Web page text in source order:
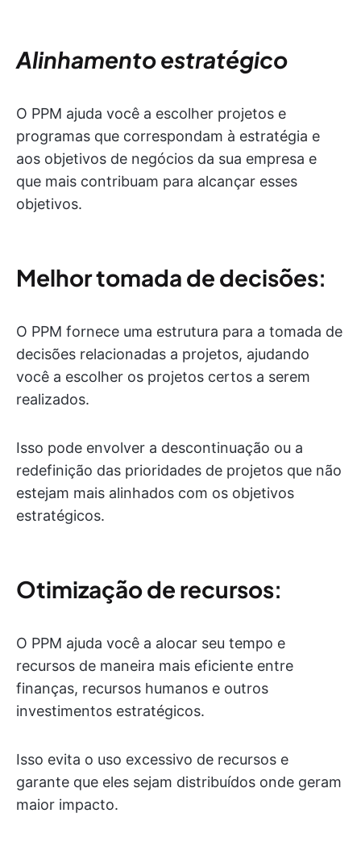
Alinhamento estratégico
O PPM ajuda você a escolher projetos e
programas que correspondam à estratégia e
aos objetivos de negócios da sua empresa e
que mais contribuam para alcançar esses
objetivos.
Melhor tomada de decisões:
O PPM fornece uma estrutura para a tomada de
decisões relacionadas a projetos, ajudando
você a escolher os projetos certos a serem
realizados.
Isso pode envolver a descontinuação ou a
redefinição das prioridades de projetos que não
estejam mais alinhados com os objetivos
estratégicos.
Otimização de recursos:
O PPM ajuda você a alocar seu tempo e
recursos de maneira mais eficiente entre
finanças, recursos humanos e outros
investimentos estratégicos.
Isso evita o uso excessivo de recursos e
garante que eles sejam distribuídos onde geram
maior impacto.